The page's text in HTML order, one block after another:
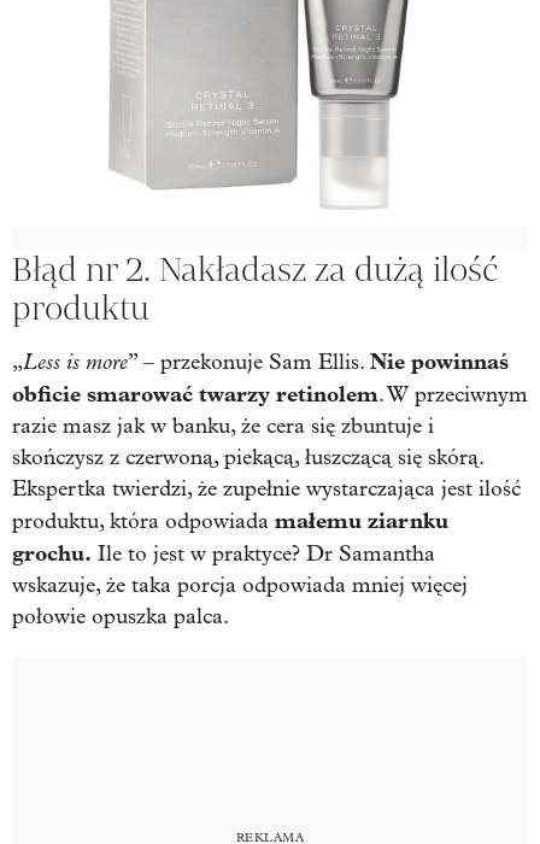
Błąd nr 2. Nakładasz za dużą ilość
produktu
„Less is more” – przekonuje Sam Ellis. Nie powinnaś
obficie smarować twarzy retinolem. W przeciwnym
razie masz jak w banku, że cera się zbuntuje i
skończysz z czerwoną, piekącą, łuszczącą się skórą.
Ekspertka twierdzi, że zupełnie wystarczająca jest ilość
produktu, która odpowiada małemu ziarnku
grochu. Ile to jest w praktyce? Dr Samantha
wskazuje, że taka porcja odpowiada mniej więcej
połowie opuszka palca.